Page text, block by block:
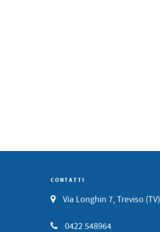
CONTATTI
Via Longhin 7, Treviso (TV)
0422 548964